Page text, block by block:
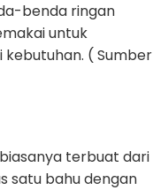
benda ringan
untuk
( Sumber
terbuat dari
satu bahu dengan